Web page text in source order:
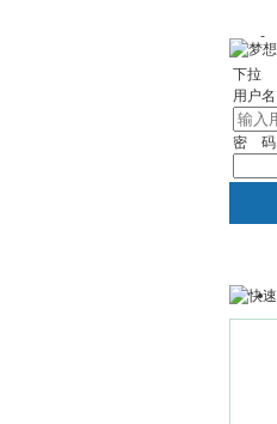
下拉
用户名
密 码